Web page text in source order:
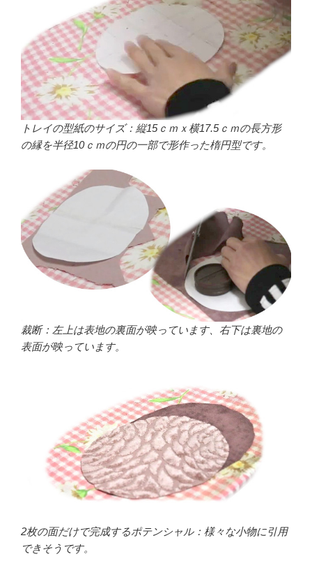
トレイの型紙のサイズ：縦15ｃｍｘ横17.5ｃｍの長方形
の縁を半径10ｃｍの円の一部で形作った楕円型です。
裁断：左上は表地の裏面が映っています、右下は裏地の
表面が映っています。
2枚の面だけで完成するポテンシャル：様々な小物に引用
できそうです。